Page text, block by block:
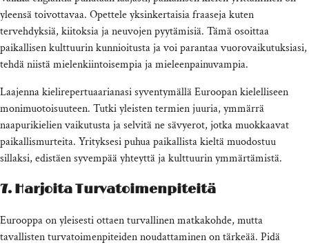
yleensä toivottavaa. Opettele yksinkertaisia fraaseja kuten
tervehdyksiä, kiitoksia ja neuvojen pyytämisiä. Tämä osoittaa
paikallisen kulttuurin kunnioitusta ja voi parantaa vuorovaikutuksiasi,
tehdä niistä mielenkiintoisempia ja mieleenpainuvampia.
Laajenna kielirepertuaarianasi syventymällä Euroopan kielelliseen
monimuotoisuuteen. Tutki yleisten termien juuria, ymmärrä
naapurikielien vaikutusta ja selvitä ne sävyerot, jotka muokkaavat
paikallismurteita. Yrityksesi puhua paikallista kieltä muodostuu
sillaksi, edistäen syvempää yhteyttä ja kulttuurin ymmärtämistä.
7. Harjoita Turvatoimenpiteitä
Eurooppa on yleisesti ottaen turvallinen matkakohde, mutta
tavallisten turvatoimenpiteiden noudattaminen on tärkeää. Pidä